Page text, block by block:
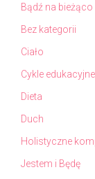
Bądź na bieżąco
Bez kategorii
Ciało
Cykle edukacyjne
Dieta
Duch
Holistyczne
Jestem i Będę